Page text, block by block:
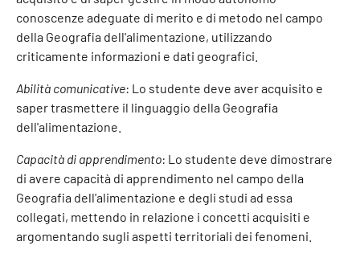
conoscenze adeguate di merito e di metodo nel campo
della Geografia dell'alimentazione, utilizzando
criticamente informazioni e dati geografici.
Abilità comunicative: Lo studente deve aver acquisito e
saper trasmettere il linguaggio della Geografia
dell'alimentazione.
Capacità di apprendimento: Lo studente deve dimostrare
di avere capacità di apprendimento nel campo della
Geografia dell'alimentazione e degli studi ad essa
collegati, mettendo in relazione i concetti acquisiti e
argomentando sugli aspetti territoriali dei fenomeni.